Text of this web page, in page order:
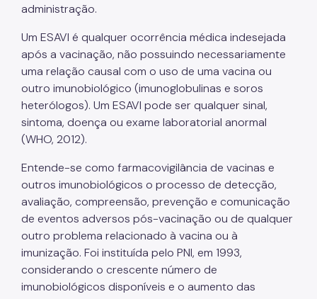
administração.
Um ESAVI é qualquer ocorrência médica indesejada
após a vacinação, não possuindo necessariamente
uma relação causal com o uso de uma vacina ou
outro imunobiológico (imunoglobulinas e soros
heterólogos). Um ESAVI pode ser qualquer sinal,
sintoma, doença ou exame laboratorial anormal
(WHO, 2012).
Entende-se como farmacovigilância de vacinas e
outros imunobiológicos o processo de detecção,
avaliação, compreensão, prevenção e comunicação
de eventos adversos pós-vacinação ou de qualquer
outro problema relacionado à vacina ou à
imunização. Foi instituída pelo PNI, em 1993,
considerando o crescente número de
imunobiológicos disponíveis e o aumento das